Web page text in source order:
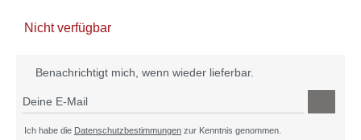
Nicht verfügbar
Benachrichtigt mich, wenn wieder lieferbar.
Deine E-Mail
Ich habe die Datenschutzbestimmungen zur Kenntnis genommen.